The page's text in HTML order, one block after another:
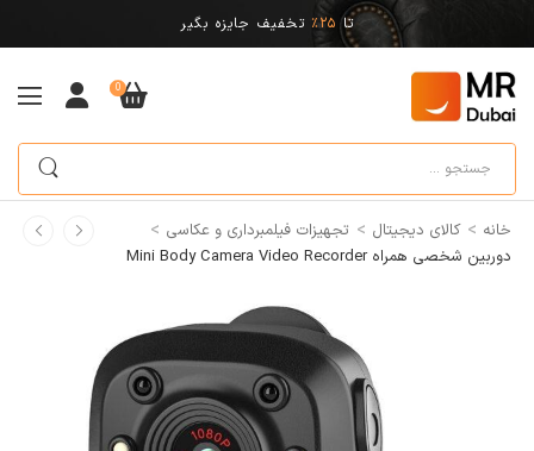
تا 25% تخفیف جایزه بگیر
0
خانه > کالای دیجیتال > تجهیزات فیلمبرداری و عکاسی >
دوربین شخصی همراه Mini Body Camera Video Recorder